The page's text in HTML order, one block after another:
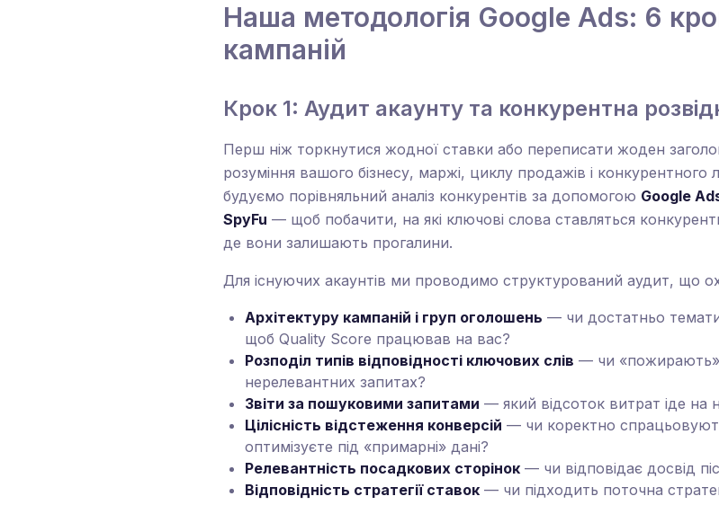
Наша методологія Google Ads: 6
кампаній
Крок 1: Аудит акаунту та конкурентна
Перш ніж торкнутися жодної ставки або переписати жоден
розуміння вашого бізнесу, маржі, циклу продажів і
будуємо порівняльний аналіз конкурентів за допомогою Google
SpyFu — щоб побачити, на які ключові слова ставляться
де вони залишають прогалини.
Для існуючих акаунтів ми проводимо структурований аудит, що
Архітектуру кампаній і груп оголошень — чи достатньо
щоб Quality Score працював на вас?
Розподіл типів відповідності ключових слів — чи «пожирають»
нерелевантних запитах?
Звіти за пошуковими запитами — який відсоток витрат іде на
Цілісність відстеження конверсій — чи коректно спрацьовують
оптимізуєте під «примарні» дані?
Релевантність посадкових сторінок — чи відповідає досвід
Відповідність стратегії ставок — чи підходить поточна